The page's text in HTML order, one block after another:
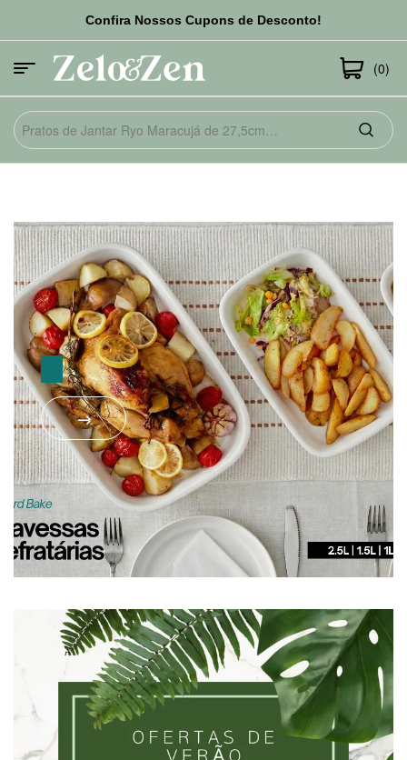
Confira Nossos Cupons de Desconto!
(0)